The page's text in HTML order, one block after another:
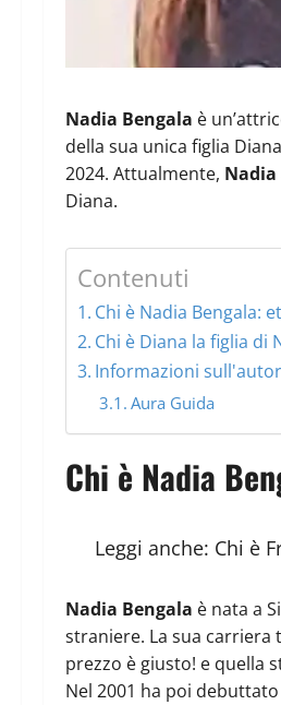
Nadia Bengala è
della sua unica figlia
2024. Attualmente,
Diana.
Contenuti
Chi è Nadia Bengala:
Chi è Diana la figlia di
Informazioni
Aura Guida
Chi è Nadia
Leggi anche: Chi è
Nadia Bengala è nata a
straniere. La sua carriera
prezzo è giusto! e quella
Nel 2001 ha poi